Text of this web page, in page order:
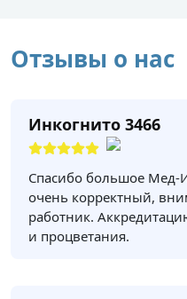
Отзывы о нас
Инкогнито 3466
Спасибо большое Мед-
очень корректный,
работник.
и процветания.